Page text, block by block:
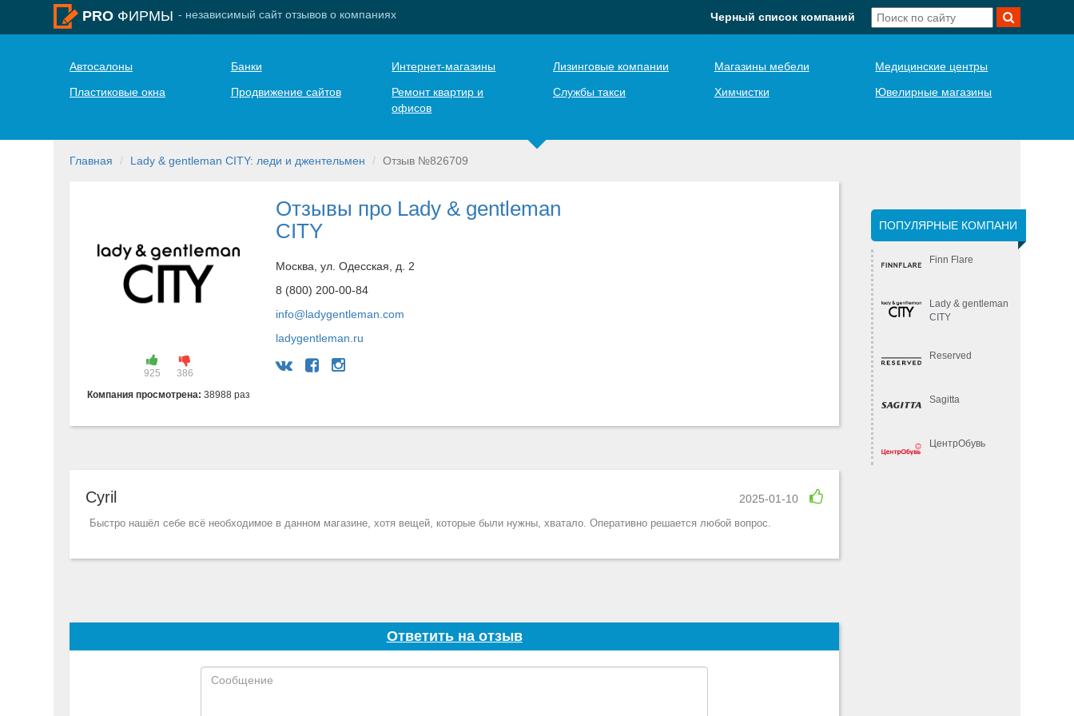
PRO ФИРМЫ - независимый сайт отзывов о компаниях Черный список компаний
Автосалоны Банки Интернет-магазины Лизинговые компании Магазины мебели
Медицинские центры
Пластиковые окна
Продвижение сайтов
Ремонт квартир и
офисов
Службы такси Химчистки Ювелирные магазины
Главная Lady & gentleman CITY: леди и джентельмен Отзыв №826709
925
386
Компания просмотрена:38988 раз
Отзывы про Lady & gentleman
CITY
Москва, ул. Одесская, д. 2
8 (800) 200-00-84
info@ladygentleman.com
ladygentleman.ru
Cyril 2025-01-10
Быстро нашёл себе всё необходимое в данном магазине, хотя вещей, которые были нужны, хватало. Оперативно решается любой вопрос.
Ответить на отзыв
ПОПУЛЯРНЫЕ КОМПАНИ
Finn Flare
Lady & gentleman
CITY
Reserved
Sagitta
ЦентрОбувь